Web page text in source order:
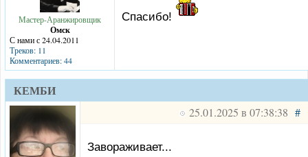
Мастер-Аранжировщик
Омск
С нами с 24.04.2011
Треков: 11
Комментариев: 44
Спасибо!
КЕМБИ
25.01.2025 в 07:38:38 #
Завораживает...